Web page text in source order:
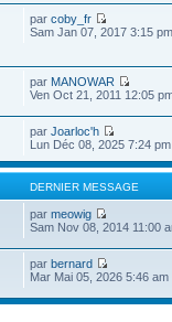
parcoby_fr
Sam Jan 07, 2017 3:15 pm
par MANOWAR
Ven Oct 21, 2011 12:05
parJoarloc'h
Lun Déc 08, 2025 7:24 pm
DERNIER MESSAGE
parmeowig
Sam Nov 08, 2014 11:00
parbernard
Mar Mai 05, 2026 5:46 am